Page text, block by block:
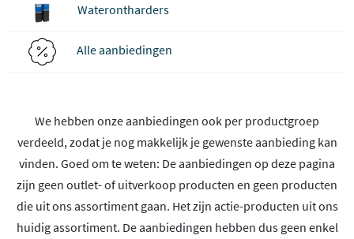
Waterontharders
Alle aanbiedingen
We hebben onze aanbiedingen ook per productgroep
verdeeld, zodat je nog makkelijk je gewenste aanbieding kan
vinden. Goed om te weten: De aanbiedingen op deze pagina
zijn geen outlet- of uitverkoop producten en geen producten
die uit ons assortiment gaan. Het zijn actie-producten uit ons
huidig assortiment. De aanbiedingen hebben dus geen enkel